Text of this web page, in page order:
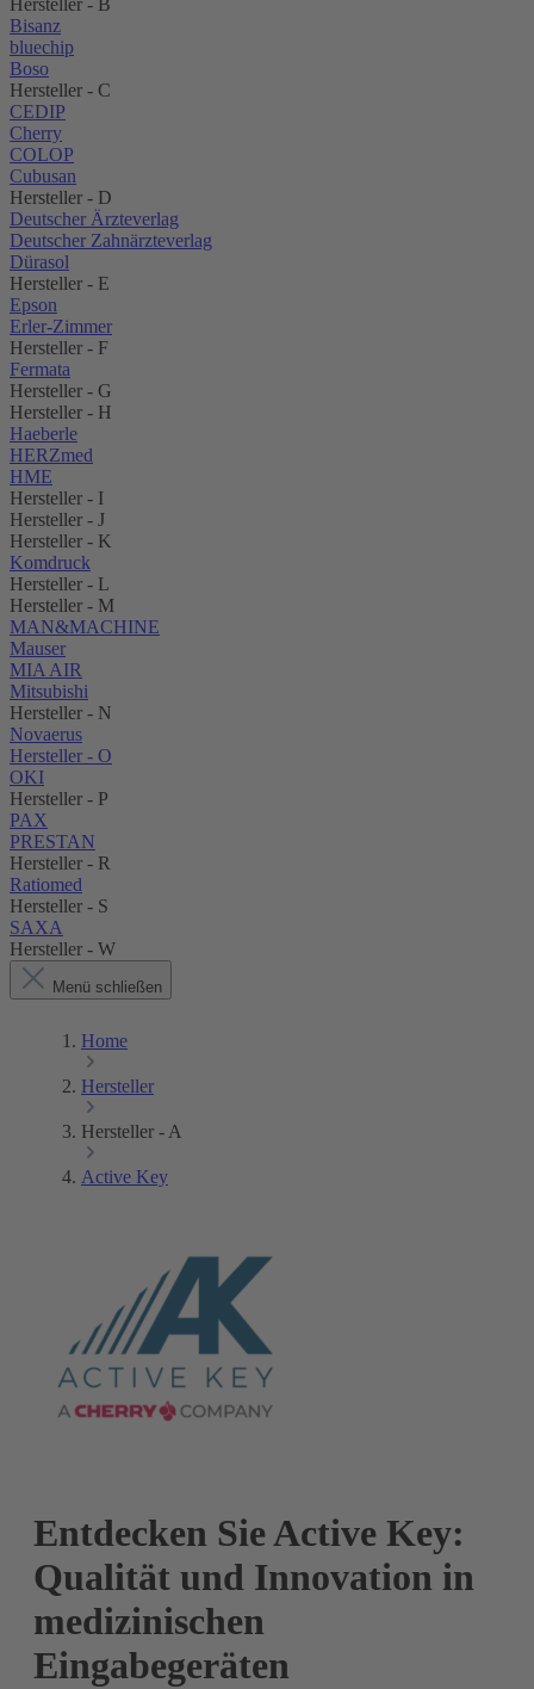
Hersteller - B
Bisanz
bluechip
Boso
Hersteller - C
CEDIP
Cherry
COLOP
Cubusan
Hersteller - D
Deutscher Ärzteverlag
Deutscher Zahnärzteverlag
Dürasol
Hersteller - E
Epson
Erler-Zimmer
Hersteller - F
Fermata
Hersteller - G
Hersteller - H
Haeberle
HERZmed
HME
Hersteller - I
Hersteller - J
Hersteller - K
Komdruck
Hersteller - L
Hersteller - M
MAN&MACHINE
Mauser
MIA AIR
Mitsubishi
Hersteller - N
Novaerus
Hersteller - O
OKI
Hersteller - P
PAX
PRESTAN
Hersteller - R
Ratiomed
Hersteller - S
SAXA
Hersteller - W
Menü schließen
Home
Hersteller
Hersteller - A
Active Key
Entdecken Sie Active Key:
Qualität und Innovation in
medizinischen
Eingabegeräten